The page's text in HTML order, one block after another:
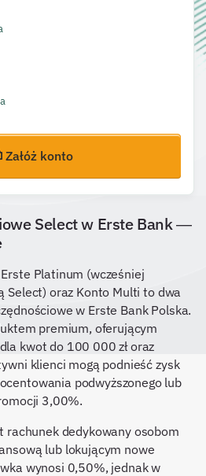
Załóż konto
Select w Erste Bank —
Platinum (wcześniej
Select) oraz Konto Multi to dwa
w Erste Bank Polska.
premium, oferującym
kwot do 100 000 zł oraz
klienci mogą podnieść zysk
podwyższonego lub
3,00%.
dedykowany osobom
lub lokującym nowe
wynosi 0,50%, jednak w